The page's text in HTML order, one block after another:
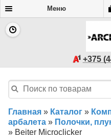
Меню
+375
Главная » Каталог »
арбалета » Полочки,
» Beiter Microclicker